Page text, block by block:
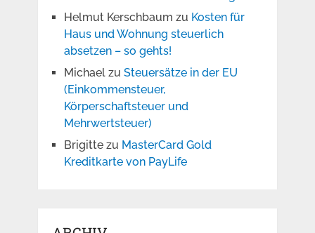
Helmut Kerschbaum zu Kosten für
Haus und Wohnung steuerlich
absetzen – so gehts!
Michaelzu Steuersätze in der EU
(Einkommensteuer,
Körperschaftsteuer und
Mehrwertsteuer)
Brigittezu MasterCard Gold
Kreditkarte von PayLife